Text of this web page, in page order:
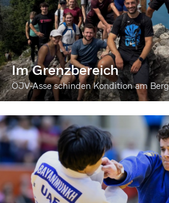
Im Grenzbereich
ÖJV-Asse schinden Kondition am Berg